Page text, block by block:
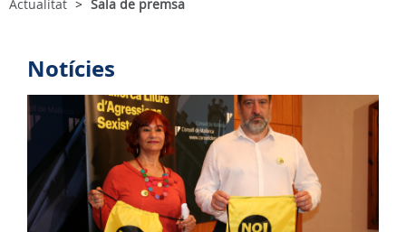
Actualitat Sala de premsa
Notícies